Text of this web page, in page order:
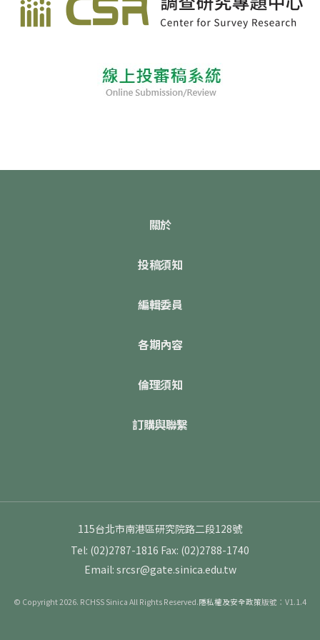
關於
投稿須知
編輯委員
各期內容
倫理須知
訂購與聯繫
115台北市南港區研究院路二段128號
Tel: (02)2787-1816 Fax: (02)2788-1740
Email: srcsr@gate.sinica.edu.tw
© Copyright 2026. RCHSS Sinica All Rights Reserved.隱私權及安全政策版號：V1.1.4